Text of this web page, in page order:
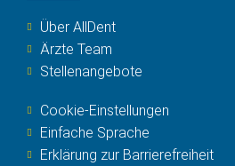
Über AllDent
Ärzte Team
Stellenangebote
Cookie-Einstellungen
Einfache Sprache
Erklärung zur Barrierefreiheit